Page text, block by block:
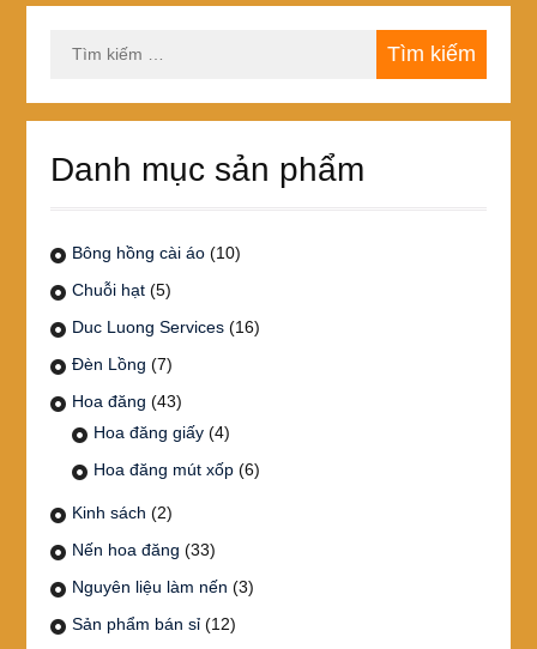
kiếm
Danh mục sản phẩm
Bông hồng cài áo (10)
Chuỗi hạt (5)
Duc Luong Services (16)
Đèn Lồng (7)
Hoa đăng (43)
Hoa đăng giấy (4)
Hoa đăng mút xốp (6)
Kinh sách (2)
Nến hoa đăng (33)
Nguyên liệu làm nến (3)
Sản phẩm bán sỉ (12)